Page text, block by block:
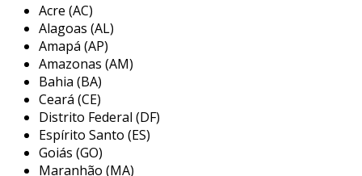
a caldeiraria, especificamente, lida com a
fabricação de caldeiras, tanques de
armazenamento, estrutura metálica e outros
itens que requerem soldagem e montagem. por
outro lado, a usinagem utiliza máquinas como
tornos, frezadoras e brocadores, possibilitando
a produção de peças com alta precisão e
acabamentos sofisticados. dessa forma, essas
atividades são fundamentais para garantir a
Acre (AC)
Alagoas (AL)
Amapá (AP)
Amazonas (AM)
Bahia (BA)
Ceará (CE)
Distrito Federal (DF)
Espírito Santo (ES)
Goiás (GO)
Maranhão (MA)